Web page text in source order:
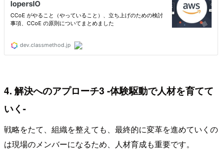
4. 解決へのアプローチ3 -体験駆動で人材を育てて
いく-
戦略をたて、組織を整えても、最終的に変革を進めていくの
は現場のメンバーになるため、人材育成も重要です。